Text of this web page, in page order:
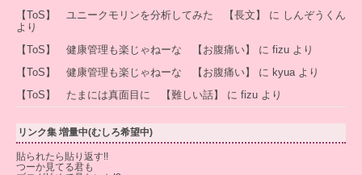
【ToS】 ユニークモリンを分析してみた 【長文】
に しんぞうくん
より
【ToS】 健康管理も楽じゃねーな 【お腹痛い】
に fizu より
【ToS】 健康管理も楽じゃねーな 【お腹痛い】
に kyuaより
【ToS】 たまには真面目に 【難しい話】
に fizu より
リンク集 増量中(むしろ希望中)
貼られたら貼り返す!!
つーか見てる君も